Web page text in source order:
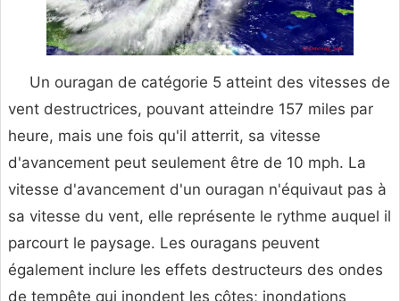
Un ouragan de catégorie 5 atteint des vitesses de
vent destructrices, pouvant atteindre 157 miles par
heure, mais une fois qu'il atterrit, sa vitesse
d'avancement peut seulement être de 10 mph. La
vitesse d'avancement d'un ouragan n'équivaut pas à
sa vitesse du vent, elle représente le rythme auquel il
parcourt le paysage. Les ouragans peuvent
également inclure les effets destructeurs des ondes
de tempête qui inondent les côtes; inondations